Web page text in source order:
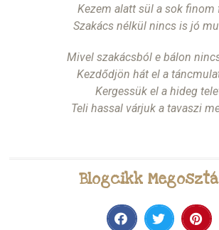
Kezem alatt sül a sok finom
Szakács nélkül nincs is jó
Mivel szakácsból e bálon
Kezdődjön hát el a
Kergessük el a hideg
Teli hassal várjuk a tavaszi
Blogcikk